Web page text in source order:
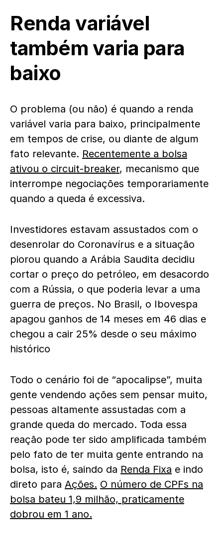
Renda variável
também varia para
baixo
O problema (ou não) é quando a renda
variável varia para baixo, principalmente
em tempos de crise, ou diante de algum
fato relevante. Recentemente a bolsa
ativou o circuit-breaker, mecanismo que
interrompe negociações temporariamente
quando a queda é excessiva.
Investidores estavam assustados com o
desenrolar do Coronavírus e a situação
piorou quando a Arábia Saudita decidiu
cortar o preço do petróleo, em desacordo
com a Rússia, o que poderia levar a uma
guerra de preços. No Brasil, o Ibovespa
apagou ganhos de 14 meses em 46 dias e
chegou a cair 25% desde o seu máximo
histórico
Todo o cenário foi de “apocalipse”, muita
gente vendendo ações sem pensar muito,
pessoas altamente assustadas com a
grande queda do mercado. Toda essa
reação pode ter sido amplificada também
pelo fato de ter muita gente entrando na
bolsa, isto é, saindo da Renda Fixa e indo
direto para Ações. O número de CPFs na
bolsa bateu 1,9 milhão, praticamente
dobrou em 1 ano.